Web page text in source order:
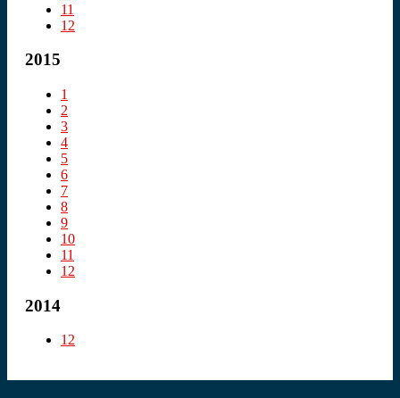
11
12
2015
1
2
3
4
5
6
7
8
9
10
11
12
2014
12